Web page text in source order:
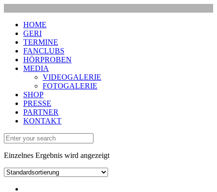
HOME
GERI
TERMINE
FANCLUBS
HÖRPROBEN
MEDIA
VIDEOGALERIE
FOTOGALERIE
SHOP
PRESSE
PARTNER
KONTAKT
Einzelnes Ergebnis wird angezeigt